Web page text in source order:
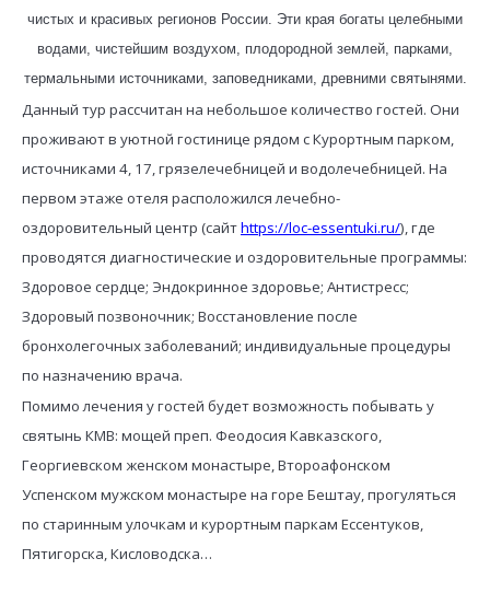
чистых и красивых регионов России. Эти края богаты целебными
водами, чистейшим воздухом, плодородной землей, парками,
термальными источниками, заповедниками, древними святынями.
Данный тур рассчитан на небольшое количество гостей. Они
проживают в уютной гостинице рядом с Курортным парком,
источниками 4, 17, грязелечебницей и водолечебницей. На
первом этаже отеля расположился лечебно-
оздоровительный центр (сайтhttps://loc-essentuki.ru/), где
проводятся диагностические и оздоровительные программы:
Здоровое сердце; Эндокринное здоровье; Антистресс;
Здоровый позвоночник; Восстановление после
бронхолегочных заболеваний; индивидуальные процедуры
по назначению врача.
Помимо лечения у гостей будет возможность побывать у
святынь КМВ: мощей преп. Феодосия Кавказского,
Георгиевском женском монастыре, Второафонском
Успенском мужском монастыре на горе Бештау, прогуляться
по старинным улочкам и курортным паркам Ессентуков,
Пятигорска, Кисловодска…